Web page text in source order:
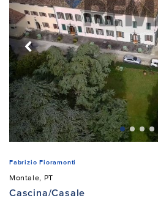
Fabrizio Fioramonti
Montale, PT
Cascina/Casale